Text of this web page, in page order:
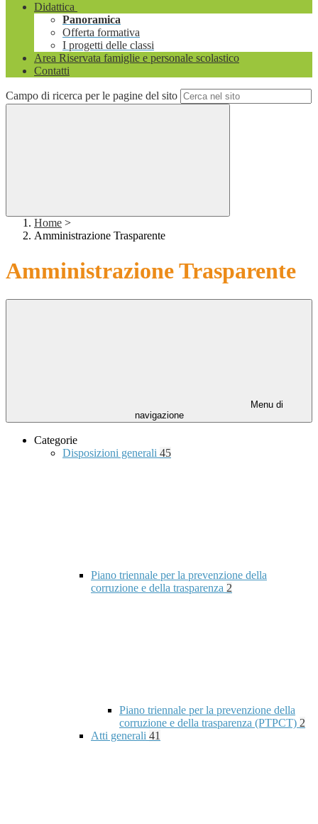
Didattica
Panoramica
Offerta formativa
I progetti delle classi
Area Riservata famiglie e personale scolastico
Contatti
Campo di ricerca per le pagine del sito
Home >
Amministrazione Trasparente
Amministrazione Trasparente
Menu di
navigazione
Categorie
Disposizioni generali 45
Piano triennale per la prevenzione della
corruzione e della trasparenza 2
Piano triennale per la prevenzione della
corruzione e della trasparenza (PTPCT) 2
Atti generali 41